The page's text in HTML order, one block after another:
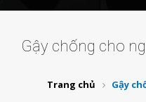
Gậy chống cho
Trang chủ Gậy